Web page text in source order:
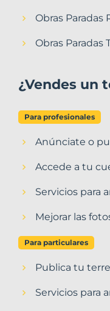
Obras Paradas
Obras Paradas
¿Vendes un
Para profesionales
Anúnciate o
Accede a tu
Servicios para
Mejorar las
Para particulares
Publica tu
Servicios para